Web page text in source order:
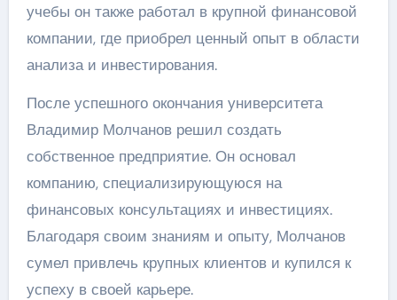
учебы он также работал в крупной финансовой
компании, где приобрел ценный опыт в области
анализа и инвестирования.
После успешного окончания университета
Владимир Молчанов решил создать
собственное предприятие. Он основал
компанию, специализирующуюся на
финансовых консультациях и инвестициях.
Благодаря своим знаниям и опыту, Молчанов
сумел привлечь крупных клиентов и купился к
успеху в своей карьере.